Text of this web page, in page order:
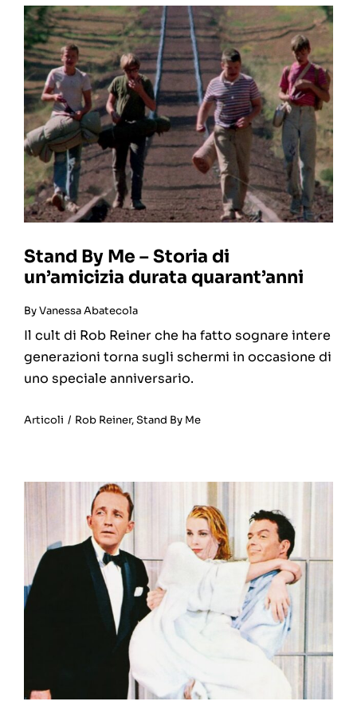
Stand By Me – Storia di
un’amicizia durata quarant’anni
ByVanessa Abatecola
Il cult di Rob Reiner che ha fatto sognare intere
generazioni torna sugli schermi in occasione di
uno speciale anniversario.
Articoli / Rob Reiner,Stand By Me